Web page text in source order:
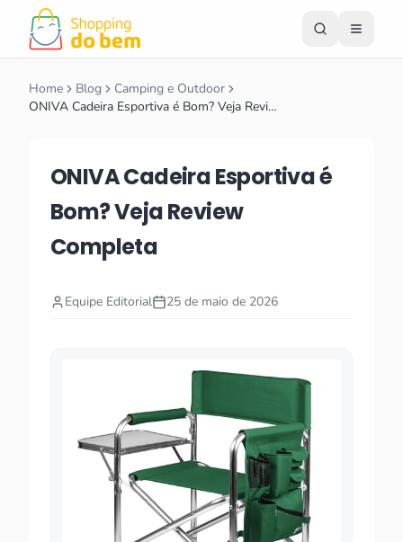
Home Blog
Camping e Outdoor
ONIVA Cadeira Esportiva é Bom? Veja Revi…
ONIVA Cadeira Esportiva é
Bom? Veja Review
Completa
Equipe Editorial 25 de maio de 2026